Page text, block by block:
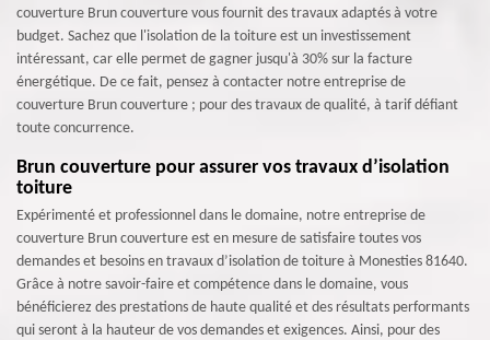
couverture Brun couverture vous fournit des travaux adaptés à votre
budget. Sachez que l'isolation de la toiture est un investissement
intéressant, car elle permet de gagner jusqu'à 30% sur la facture
énergétique. De ce fait, pensez à contacter notre entreprise de
couverture Brun couverture ; pour des travaux de qualité, à tarif défiant
toute concurrence.
Brun couverture pour assurer vos travaux d’isolation
toiture
Expérimenté et professionnel dans le domaine, notre entreprise de
couverture Brun couverture est en mesure de satisfaire toutes vos
demandes et besoins en travaux d’isolation de toiture à Monesties 81640.
Grâce à notre savoir-faire et compétence dans le domaine, vous
bénéficierez des prestations de haute qualité et des résultats performants
qui seront à la hauteur de vos demandes et exigences. Ainsi, pour des